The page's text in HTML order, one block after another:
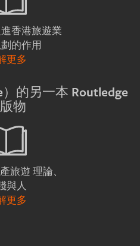
香港旅遊業
的作用
更多
的另一本 Routledge
物
旅遊 理論、
與人
更多